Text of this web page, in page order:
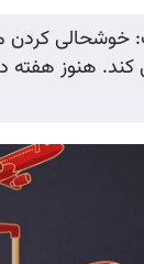
خوشحالی
کند. هنوز